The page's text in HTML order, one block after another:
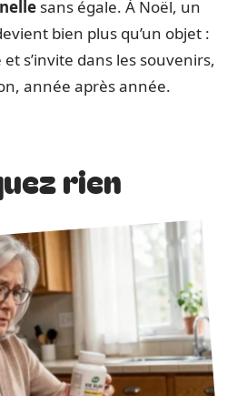
sans égale. À Noël, un
bien plus qu’un objet :
s’invite dans les souvenirs,
année après année.
rien